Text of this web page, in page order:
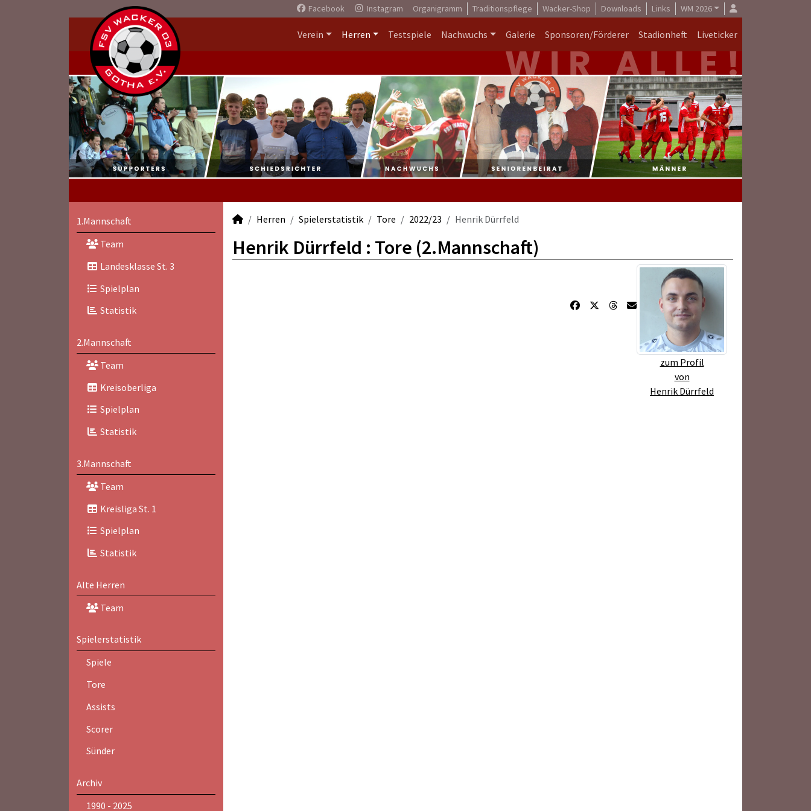
Facebook Instagram Organigramm Traditionspflege Wacker-Shop Downloads Links WM 2026
Verein Herren Testspiele Nachwuchs Galerie Sponsoren/Förderer Stadionheft Liveticker
1.Mannschaft
Team
Landesklasse St. 3
Spielplan
Statistik
2.Mannschaft
Team
Kreisoberliga
Spielplan
Statistik
3.Mannschaft
Team
Kreisliga St. 1
Spielplan
Statistik
Alte Herren
Team
Spielerstatistik
Spiele
Tore
Assists
Scorer
Sünder
Archiv
1990 - 2025
Herren Spielerstatistik Tore 2022/23 Henrik Dürrfeld
Henrik Dürrfeld : Tore (2.Mannschaft)
zum Profil
von
Henrik Dürrfeld